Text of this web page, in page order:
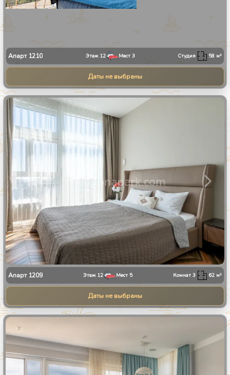
Апарт 1210 Этаж 12 Мест 3 Студия 58 м²
Даты не выбраны
Апарт 1209 Этаж 12 Мест 5 Комнат3 62 м²
Даты не выбраны